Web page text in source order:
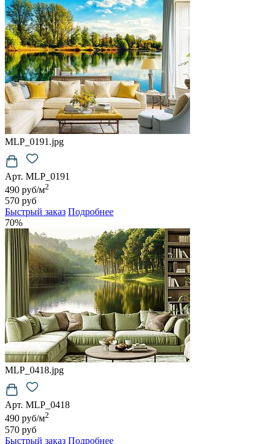
MLP_0191.jpg
Арт. MLP_0191
490 руб/м2
570 руб
Быстрый заказ Подробнее
70%
MLP_0418.jpg
Арт. MLP_0418
490 руб/м2
570 руб
Быстрый заказ Подробнее